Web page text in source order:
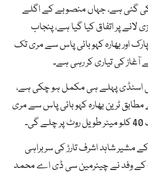
گئی ہے، جہاں منصوبے کے اگلے
لانے پر اتفاق کیا گیا ہے، پنجاب
اور بھارہ کہو بائی پاس سے مری تک
کی تیاری کر رہی ہے۔
اسٹڈی پہلے ہی مکمل ہو چکی ہے،
ٹرین بھارہ کہو بائی پاس سے مری
مشیر شاہد اشرف تارڑ کی سربراہی
وفد نے چیئرمین سی ڈی اے محمد